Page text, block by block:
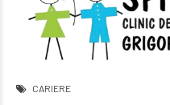
CARIERE